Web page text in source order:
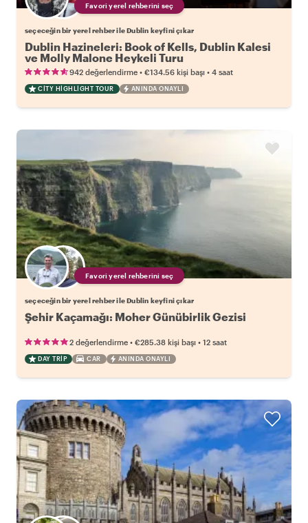
Favori yerel rehberini seç
seçeceğin bir yerel rehber ile Dublin keyfini çıkar
Dublin Hazineleri: Book of Kells, Dublin Kalesi
ve Molly Malone Heykeli Turu
942 değerlendirme • €134.56 kişi başı • 4 saat
CITY HIGHLIGHT TOUR ANINDA ONAYLI
Favori yerel rehberini seç
seçeceğin bir yerel rehber ile Dublin keyfini çıkar
Şehir Kaçamağı: Moher Günübirlik Gezisi
2 değerlendirme • €285.38 kişi başı • 12 saat
DAY TRIP CAR ANINDA ONAYLI